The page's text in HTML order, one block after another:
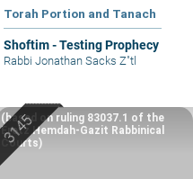
Torah Portion and Tanach
Shoftim - Testing Prophecy
Rabbi Jonathan Sacks Z"tl
(based on ruling 83037.1 of the
Eretz Hemdah-Gazit Rabbinical
Courts)